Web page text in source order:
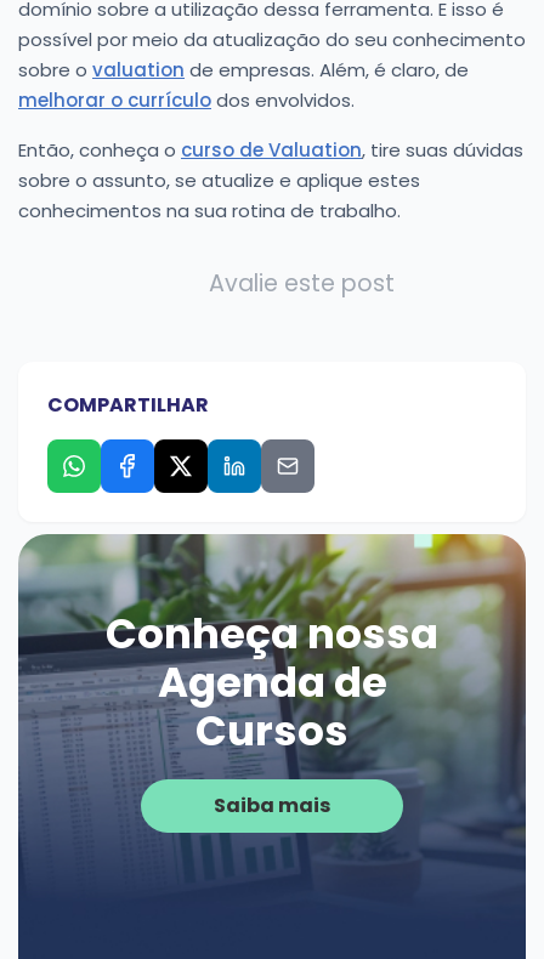
domínio sobre a utilização dessa ferramenta. E isso é
possível por meio da atualização do seu conhecimento
sobre o valuation de empresas. Além, é claro, de
melhorar o currículodos envolvidos.
Então, conheça o curso de Valuation, tire suas dúvidas
sobre o assunto, se atualize e aplique estes
conhecimentos na sua rotina de trabalho.
Avalie este post
COMPARTILHAR
Conheça nossa
Agenda de
Cursos
Saiba mais